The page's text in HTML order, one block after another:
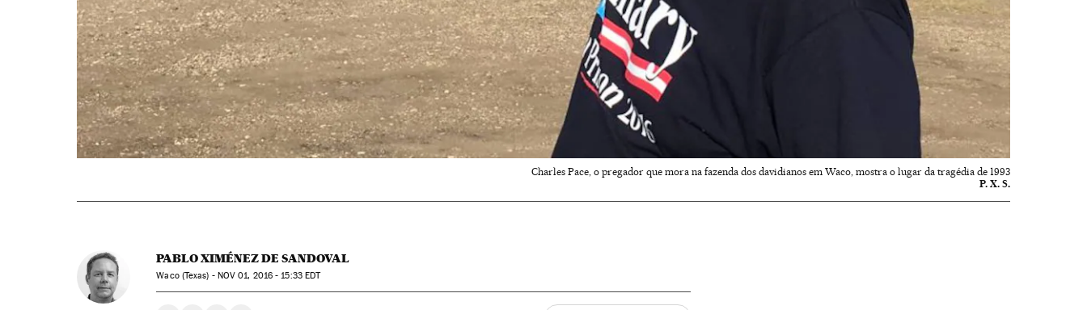
Charles Pace, o pregador que mora na fazenda dos davidianos em Waco, mostra o lugar da tragédia de 1993
P. X. S.
PABLO XIMÉNEZ DE SANDOVAL
Waco (Texas) - NOV 01, 2016 - 15:33EDT